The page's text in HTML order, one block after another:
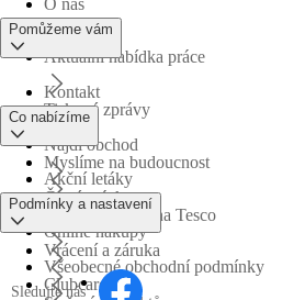
O nás
Aktuální nabídka práce
Tiskové zprávy
Myslíme na budoucnost
Obchodní skupina Tesco
Pomůžeme vám
Kontakt
Najdi obchod
Časté otázky
Vrácení a záruka
Co nabízíme
Akční letáky
Online nákupy
Clubcard
Podmínky a nastavení
Všeobecné obchodní podmínky
Sledujte nás